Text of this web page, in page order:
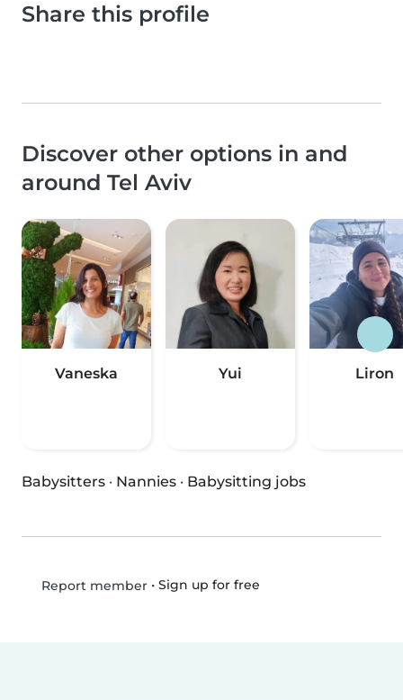
Share this profile
Discover other options in and
around Tel Aviv
Vaneska Yui Liron
Babysitters · Nannies · Babysitting jobs
Report member• Sign up for free